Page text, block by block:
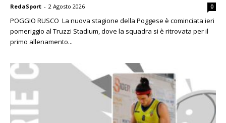
RedaSport - 2 Agosto 2026 0
POGGIO RUSCO La nuova stagione della Poggese è cominciata ieri
pomeriggio al Truzzi Stadium, dove la squadra si è ritrovata per il
primo allenamento...